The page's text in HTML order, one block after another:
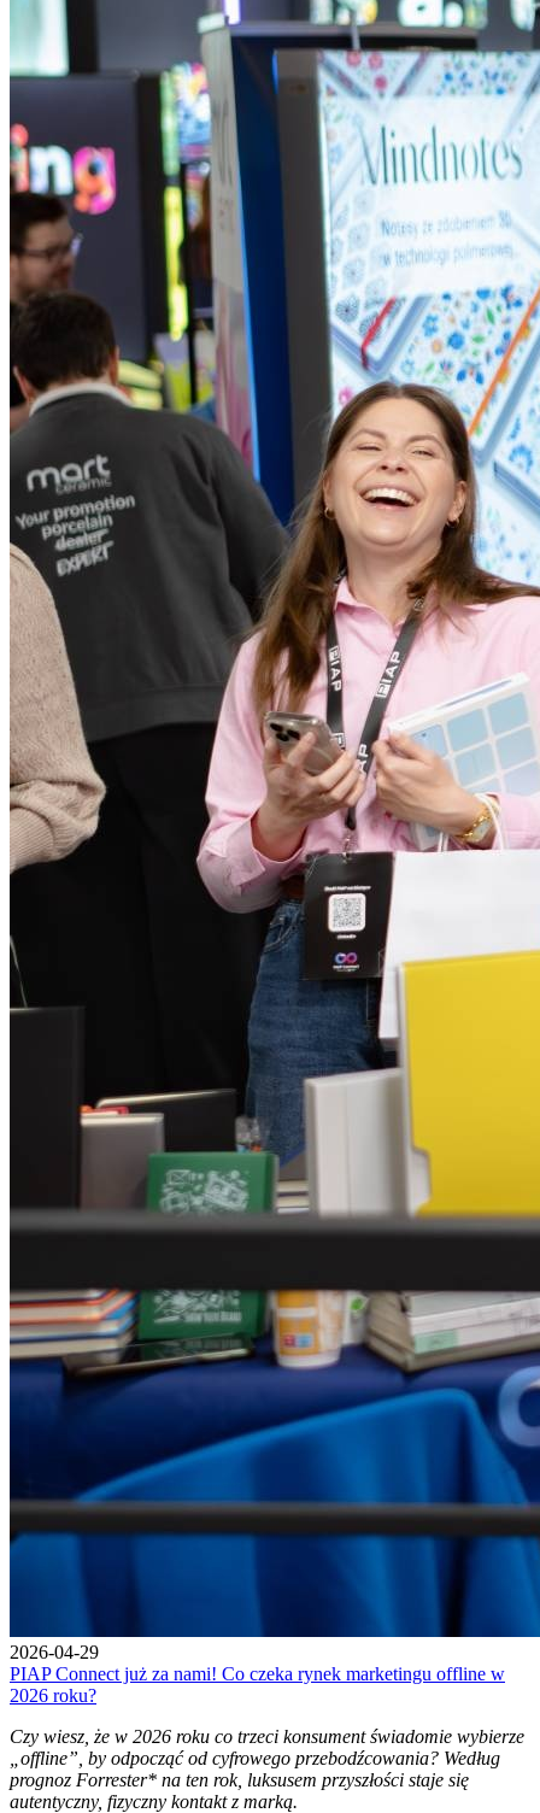
2026-04-29
PIAP Connect już za nami! Co czeka rynek marketingu offline w
2026 roku?
Czy wiesz, że w 2026 roku co trzeci konsument świadomie wybierze
„offline”, by odpocząć od cyfrowego przebodźcowania? Według
prognoz Forrester* na ten rok, luksusem przyszłości staje się
autentyczny, fizyczny kontakt z marką.